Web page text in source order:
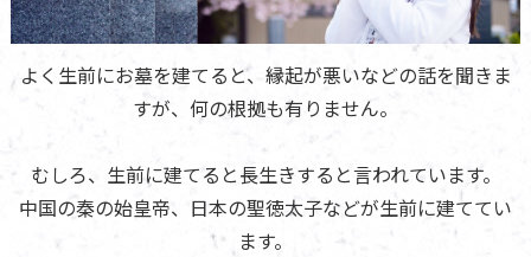
よく生前にお墓を建てると、縁起が悪いなどの話を聞きま
すが、何の根拠も有りません。
むしろ、生前に建てると長生きすると言われています。
中国の秦の始皇帝、日本の聖徳太子などが生前に建ててい
ます。